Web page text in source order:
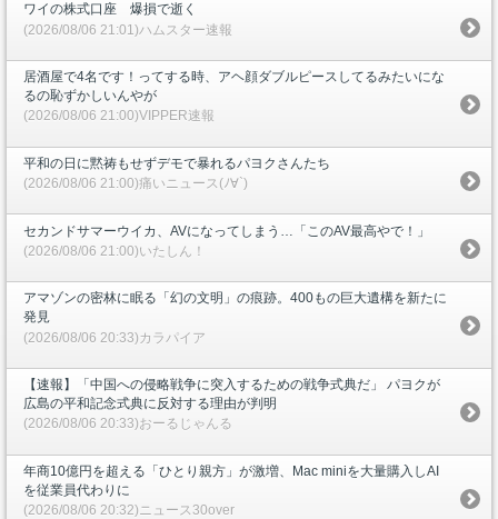
ワイの株式口座 爆損で逝く
(2026/08/06 21:01)ハムスター速報
居酒屋で4名です！ってする時、アヘ顔ダブルピースしてるみたいにな
るの恥ずかしいんやが
(2026/08/06 21:00)VIPPER速報
平和の日に黙祷もせずデモで暴れるパヨクさんたち
(2026/08/06 21:00)痛いニュース(ﾉ∀`)
セカンドサマーウイカ、AVになってしまう…「このAV最高やで！」
(2026/08/06 21:00)いたしん！
アマゾンの密林に眠る「幻の文明」の痕跡。400もの巨大遺構を新たに
発見
(2026/08/06 20:33)カラパイア
【速報】「中国への侵略戦争に突入するための戦争式典だ」 パヨクが
広島の平和記念式典に反対する理由が判明
(2026/08/06 20:33)おーるじゃんる
年商10億円を超える「ひとり親方」が激増、Mac miniを大量購入しAI
を従業員代わりに
(2026/08/06 20:32)ニュース30over